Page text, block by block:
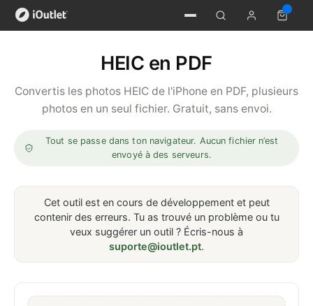
HEIC en PDF
Convertis les photos HEIC de l'iPhone en PDF, plusieurs
photos en un seul fichier. Gratuit, sans envoi.
Tout se passe dans ton navigateur. Aucun fichier n’est
envoyé à des serveurs.
Cet outil est en cours de développement et peut
contenir des erreurs. Tu as trouvé un problème ou tu
veux suggérer un outil ? Écris-nous à
suporte@ioutlet.pt.